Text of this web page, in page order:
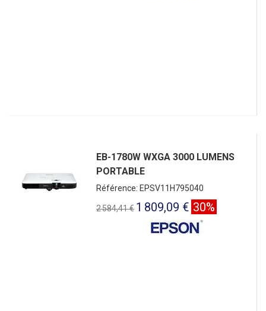
EB-1780W WXGA 3000 LUMENS
PORTABLE
Référence: EPSV11H795040
2 584,41 € 1 809,09 € 30%